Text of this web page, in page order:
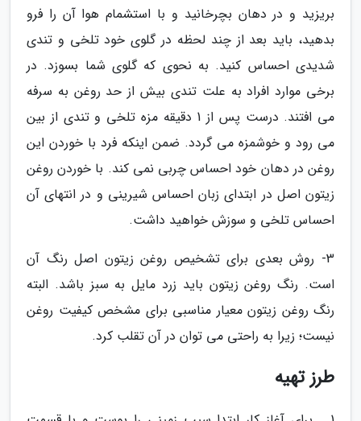
بریزید و در دهان بچرخانید و با استشمام هوا آن را فرو
بدهید، باید بعد از چند لحظه در گلوی خود تلخی و تندی
شدیدی احساس کنید. به نحوی که گلوی شما بسوزد. در
برخی موارد افراد به علت تندی بیش از حد روغن به سرفه
می افتند. درست پس از 1 دقیقه مزه تلخی و تندی از بین
می رود و خوشمزه می گردد. ضمن اینکه فرد با خوردن این
روغن در دهان خود احساس چربی نمی کند. با خوردن روغن
زیتون اصل در ابتدای زبان احساس شیرینی و در انتهای آن
احساس تلخی و سوزش خواهید داشت.
3- روش بعدی برای تشخیص روغن زیتون اصل رنگ آن
است. رنگ روغن زیتون باید زرد مایل به سبز باشد. البته
رنگ روغن زیتون معیار مناسبی برای مشخص کیفیت روغن
نیست؛ زیرا به راحتی می توان در آن تقلب کرد.
طرز تهیه